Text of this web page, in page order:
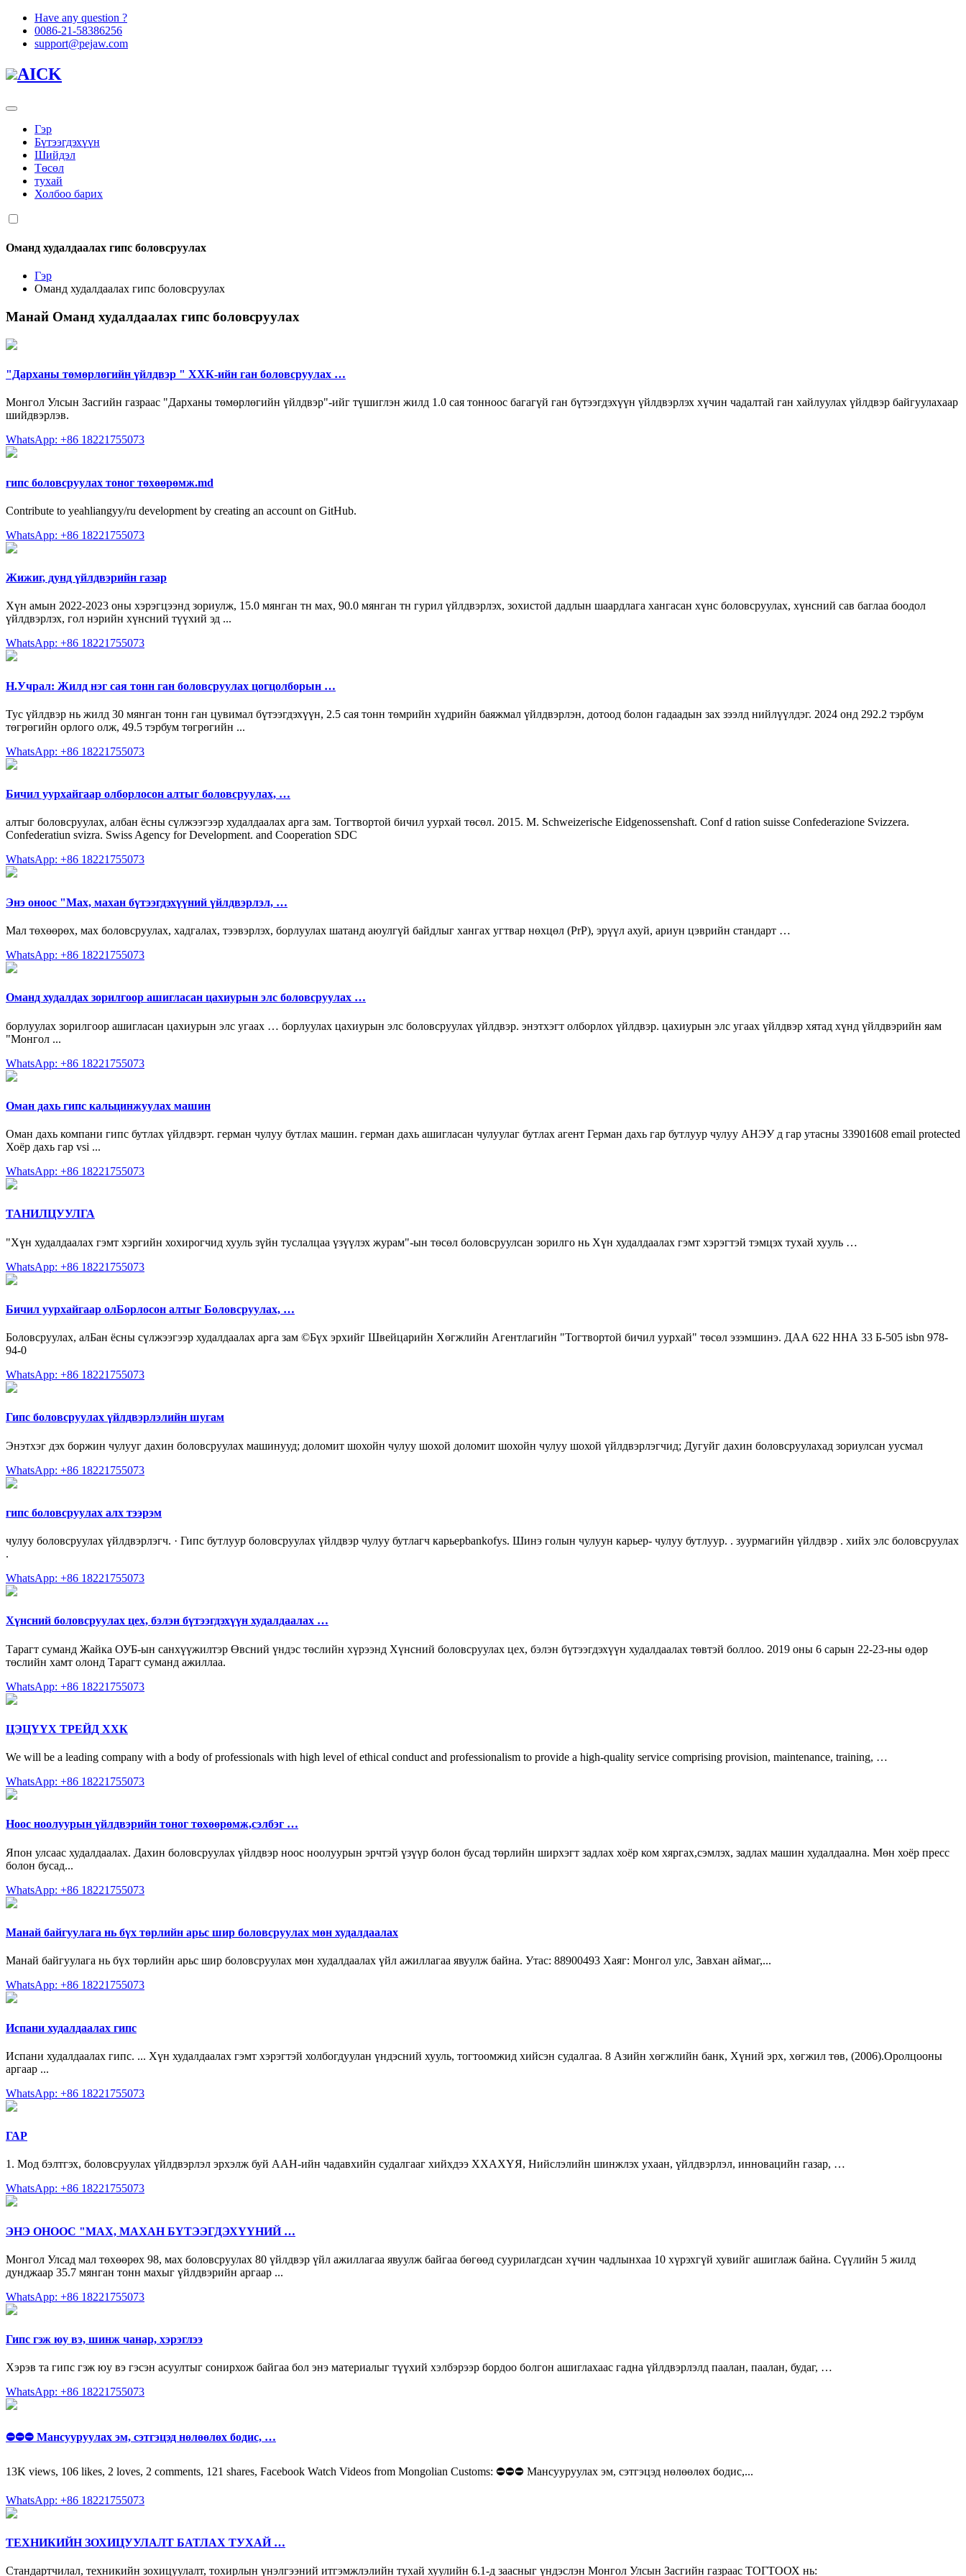
Have any question ?
0086-21-58386256
support@pejaw.com
AICK
Гэр
Бүтээгдэхүүн
Шийдэл
Төсөл
тухай
Холбоо барих
Оманд худалдаалах гипс боловсруулах
Гэр
Оманд худалдаалах гипс боловсруулах
Манай Оманд худалдаалах гипс боловсруулах
"Дарханы төмөрлөгийн үйлдвэр " ХХК-ийн ган боловсруулах …
Монгол Улсын Засгийн газраас "Дарханы төмөрлөгийн үйлдвэр"-ийг түшиглэн жилд 1.0 сая тонноос багагүй ган бүтээгдэхүүн үйлдвэрлэх хүчин чадалтай ган хайлуулах үйлдвэр байгуулахаар
шийдвэрлэв.
WhatsApp: +86 18221755073
гипс боловсруулах тоног төхөөрөмж.md
Contribute to yeahliangyy/ru development by creating an account on GitHub.
WhatsApp: +86 18221755073
Жижиг, дунд үйлдвэрийн газар
Хүн амын 2022-2023 оны хэрэгцээнд зориулж, 15.0 мянган тн мах, 90.0 мянган тн гурил үйлдвэрлэх, зохистой дадлын шаардлага хангасан хүнс боловсруулах, хүнсний сав баглаа боодол
үйлдвэрлэх, гол нэрийн хүнсний түүхий эд ...
WhatsApp: +86 18221755073
Н.Учрал: Жилд нэг сая тонн ган боловсруулах цогцолборын …
Тус үйлдвэр нь жилд 30 мянган тонн ган цувимал бүтээгдэхүүн, 2.5 сая тонн төмрийн хүдрийн баяжмал үйлдвэрлэн, дотоод болон гадаадын зах зээлд нийлүүлдэг. 2024 онд 292.2 тэрбум
төгрөгийн орлого олж, 49.5 тэрбум төгрөгийн ...
WhatsApp: +86 18221755073
Бичил уурхайгаар олборлосон алтыг боловсруулах, …
алтыг боловсруулах, албан ёсны сүлжээгээр худалдаалах арга зам. Тогтвортой бичил уурхай төсөл. 2015. M. Schweizerische Eidgenossenshaft. Conf d ration suisse Confederazione Svizzera.
Confederatiun svizra. Swiss Agency for Development. and Cooperation SDC
WhatsApp: +86 18221755073
Энэ оноос "Мах, махан бүтээгдэхүүний үйлдвэрлэл, …
Мал төхөөрөх, мах боловсруулах, хадгалах, тээвэрлэх, борлуулах шатанд аюулгүй байдлыг хангах угтвар нөхцөл (PrP), эрүүл ахуй, ариун цэврийн стандарт …
WhatsApp: +86 18221755073
Оманд худалдах зорилгоор ашигласан цахиурын элс боловсруулах …
борлуулах зорилгоор ашигласан цахиурын элс угаах … борлуулах цахиурын элс боловсруулах үйлдвэр. энэтхэгт олборлох үйлдвэр. цахиурын элс угаах үйлдвэр хятад хүнд үйлдвэрийн яам
"Монгол ...
WhatsApp: +86 18221755073
Оман дахь гипс кальцинжуулах машин
Оман дахь компани гипс бутлах үйлдвэрт. герман чулуу бутлах машин. герман дахь ашигласан чулуулаг бутлах агент Герман дахь гар бутлуур чулуу АНЭУ д гар утасны 33901608 email protected
Хоёр дахь гар vsi ...
WhatsApp: +86 18221755073
ТАНИЛЦУУЛГА
"Хүн худалдаалах гэмт хэргийн хохирогчид хууль зүйн туслалцаа үзүүлэх журам"-ын төсөл боловсруулсан зорилго нь Хүн худалдаалах гэмт хэрэгтэй тэмцэх тухай хууль …
WhatsApp: +86 18221755073
Бичил уурхайгаар олБорлосон алтыг Боловсруулах, …
Боловсруулах, алБан ёсны сүлжээгээр худалдаалах арга зам ©Бүх эрхийг Швейцарийн Хөгжлийн Агентлагийн "Тогтвортой бичил уурхай" төсөл эзэмшинэ. ДАА 622 ННА 33 Б-505 isbn 978-
94-0
WhatsApp: +86 18221755073
Гипс боловсруулах үйлдвэрлэлийн шугам
Энэтхэг дэх боржин чулууг дахин боловсруулах машинууд; доломит шохойн чулуу шохой доломит шохойн чулуу шохой үйлдвэрлэгчид; Дугуйг дахин боловсруулахад зориулсан уусмал
WhatsApp: +86 18221755073
гипс боловсруулах алх тээрэм
чулуу боловсруулах үйлдвэрлэгч. · Гипс бутлуур боловсруулах үйлдвэр чулуу бутлагч карьерbankofys. Шинэ голын чулуун карьер- чулуу бутлуур. . зуурмагийн үйлдвэр . хийх элс боловсруулах
.
WhatsApp: +86 18221755073
Хүнсний боловсруулах цех, бэлэн бүтээгдэхүүн худалдаалах …
Тарагт суманд Жайка ОУБ-ын санхүүжилтэр Өвсний үндэс төслийн хүрээнд Хүнсний боловсруулах цех, бэлэн бүтээгдэхүүн худалдаалах төвтэй боллоо. 2019 оны 6 сарын 22-23-ны өдөр
төслийн хамт олонд Тарагт суманд ажиллаа.
WhatsApp: +86 18221755073
ЦЭЦҮҮХ ТРЕЙД ХХК
We will be a leading company with a body of professionals with high level of ethical conduct and professionalism to provide a high-quality service comprising provision, maintenance, training, …
WhatsApp: +86 18221755073
Ноос ноолуурын үйлдвэрийн тоног төхөөрөмж,сэлбэг …
Япон улсаас худалдаалах. Дахин боловсруулах үйлдвэр ноос ноолуурын эрчтэй үзүүр болон бусад төрлийн ширхэгт задлах хоёр ком хяргах,сэмлэх, задлах машин худалдаална. Мөн хоёр пресс
болон бусад...
WhatsApp: +86 18221755073
Манай байгуулага нь бүх төрлийн арьс шир боловсруулах мөн худалдаалах
Манай байгуулага нь бүх төрлийн арьс шир боловсруулах мөн худалдаалах үйл ажиллагаа явуулж байна. Утас: 88900493 Хаяг: Монгол улс, Завхан аймаг,...
WhatsApp: +86 18221755073
Испани худалдаалах гипс
Испани худалдаалах гипс. ... Хүн худалдаалах гэмт хэрэгтэй холбогдуулан үндэсний хууль, тогтоомжид хийсэн судалгаа. 8 Азийн хөгжлийн банк, Хүний эрх, хөгжил төв, (2006).Оролцооны
аргаар ...
WhatsApp: +86 18221755073
ГАР
1. Мод бэлтгэх, боловсруулах үйлдвэрлэл эрхэлж буй ААН-ийн чадавхийн судалгааг хийхдээ ХХАХҮЯ, Нийслэлийн шинжлэх ухаан, үйлдвэрлэл, инновацийн газар, …
WhatsApp: +86 18221755073
ЭНЭ ОНООС "МАХ, МАХАН БҮТЭЭГДЭХҮҮНИЙ …
Монгол Улсад мал төхөөрөх 98, мах боловсруулах 80 үйлдвэр үйл ажиллагаа явуулж байгаа бөгөөд суурилагдсан хүчин чадлынхаа 10 хүрэхгүй хувийг ашиглаж байна. Сүүлийн 5 жилд
дунджаар 35.7 мянган тонн махыг үйлдвэрийн аргаар ...
WhatsApp: +86 18221755073
Гипс гэж юу вэ, шинж чанар, хэрэглээ
Хэрэв та гипс гэж юу вэ гэсэн асуултыг сонирхож байгаа бол энэ материалыг түүхий хэлбэрээр бордоо болгон ашиглахаас гадна үйлдвэрлэлд паалан, паалан, будаг, …
WhatsApp: +86 18221755073
⛔️⛔️⛔️ Мансууруулах эм, сэтгэцэд нөлөөлөх бодис, …
13K views, 106 likes, 2 loves, 2 comments, 121 shares, Facebook Watch Videos from Mongolian Customs: ⛔️⛔️⛔️ Мансууруулах эм, сэтгэцэд нөлөөлөх бодис,...
WhatsApp: +86 18221755073
ТЕХНИКИЙН ЗОХИЦУУЛАЛТ БАТЛАХ ТУХАЙ …
Стандартчилал, техникийн зохицуулалт, тохирлын үнэлгээний итгэмжлэлийн тухай хуулийн 6.1-д заасныг үндэслэн Монгол Улсын Засгийн газраас ТОГТООХ нь: